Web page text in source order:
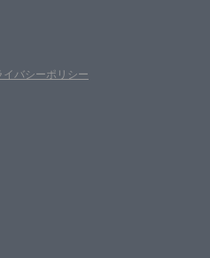
イバシーポリシー